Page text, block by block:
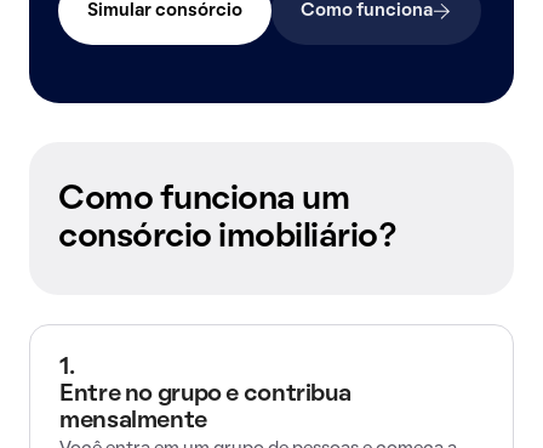
Simular consórcio Como funciona
Como funciona um
consórcio imobiliário?
1.
Entre no grupo e contribua
mensalmente